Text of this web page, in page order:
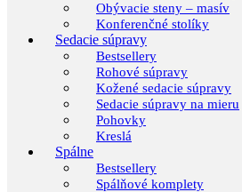
Obývacie steny – masív
Konferenčné stolíky
Sedacie súpravy
Bestsellery
Rohové súpravy
Kožené sedacie súpravy
Sedacie súpravy na mieru
Pohovky
Kreslá
Spálne
Bestsellery
Spálňové komplety